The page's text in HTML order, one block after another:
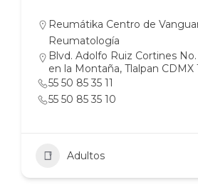
Reumátika Centro de
Reumatología
Blvd. Adolfo Ruiz Cortines
en la Montaña, Tlalpan CDMX
55 50 85 35 11
55 50 85 35 10
Adultos